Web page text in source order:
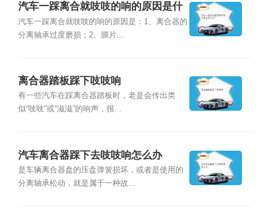
汽车一踩离合就吱吱的响的原因是什
么？
汽车一踩离合就吱吱的响的原因是：1、离合器的
分离轴承过度磨损；2、膜片...
离合器踏板踩下吱吱响
有一些汽车在踩离合器踏板时，老是会传出类
似“吱吱”或“滋滋”的响声，很...
汽车离合器踩下去吱吱响怎么办
是车辆离合器盘的压盘弹簧损坏，或者是使用的
分离轴承松动，就是属于一种故...